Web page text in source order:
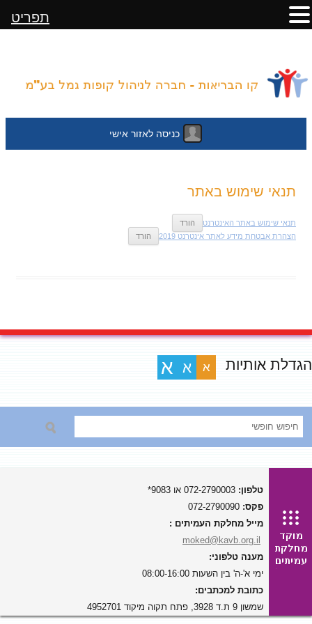
כניסה לאזור אישי
תנאי שימוש באתר
תנאי שימוש באתר האינטרנט
הורד
הצהרת אבטחת מידע לאתר אינטרנט 2019
הורד
הגדלת אותיות א א א
טלפון:
פקס:
מייל מחלקת העמיתים :
moked@kavb.org.il
מענה טלפוני:
ימי א'-ה' בין השעות 08:00-16:00
כתובת למכתבים:
שמשון 9 ת.ד 3928, פתח תקוה מיקוד 4952701
תפריט